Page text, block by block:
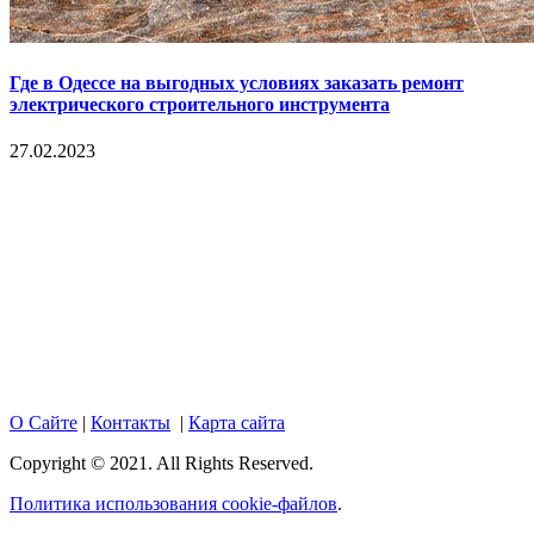
Где в Одессе на выгодных условиях заказать ремонт
электрического строительного инструмента
27.02.2023
О Сайте | Контакты | Карта сайта
Copyright © 2021. All Rights Reserved.
Политика использования cookie-файлов.